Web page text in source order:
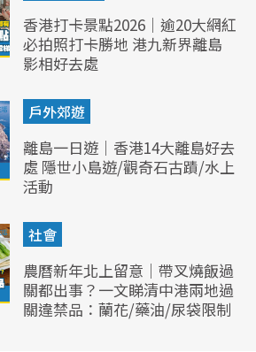
香港打卡景點2026｜逾20大網紅
必拍照打卡勝地 港九新界離島
影相好去處
戶外郊遊
離島一日遊｜香港14大離島好去
處 隱世小島遊/觀奇石古蹟/水上
活動
社會
農曆新年北上留意｜帶叉燒飯過
關都出事？一文睇清中港兩地過
關違禁品：蘭花/藥油/尿袋限制